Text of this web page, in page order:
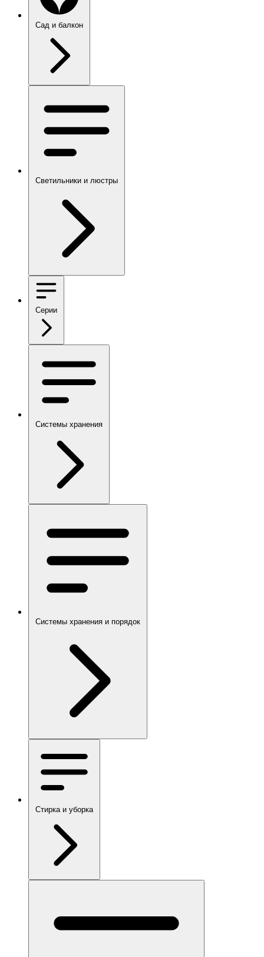
Сад и балкон
Светильники и люстры
Серии
Системы хранения
Системы хранения и порядок
Стирка и уборка